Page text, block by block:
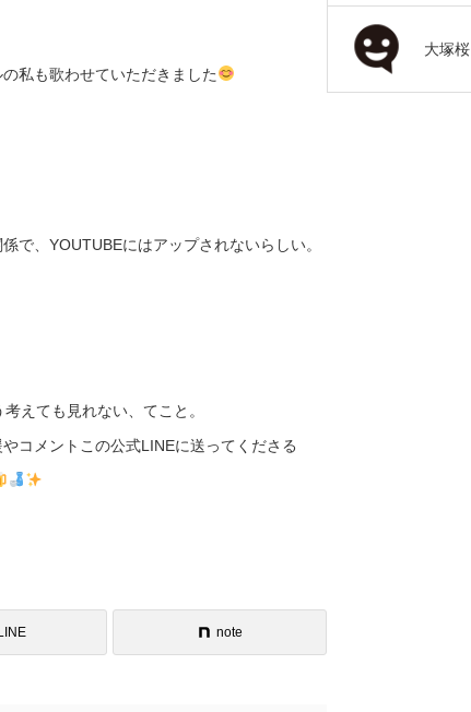
私も歌わせていただきました
で、YOUTUBEにはアップされないらしい。
えても見れない、てこと。
コメントこの公式LINEに送ってくださる
LINE note
大塚桜